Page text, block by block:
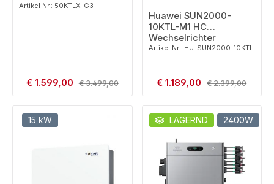
Artikel Nr.: 50KTLX-G3
Verkaufspreis:
€ 1.599,00 Regulärer Preis:
€ 3.499,00
Huawei SUN2000-
10KTL-M1 HC
Wechselrichter
Artikel Nr.: HU-SUN2000-10KTL
Verkaufspreis:
€ 1.189,00 Regulärer Preis:
€ 2.399,00
15 kW LAGERND 2400W